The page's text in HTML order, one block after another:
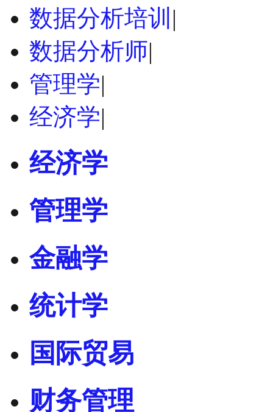
数据分析培训 |
数据分析师|
管理学|
经济学|
经济学
管理学
金融学
统计学
国际贸易
财务管理